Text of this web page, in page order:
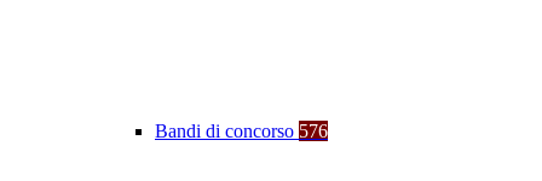
Bandi di concorso 576